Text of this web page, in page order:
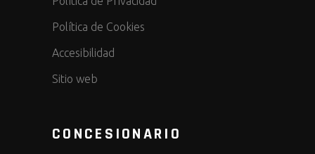
Política de Cookies
Accesibilidad
Sitio web
CONCESIONARIO